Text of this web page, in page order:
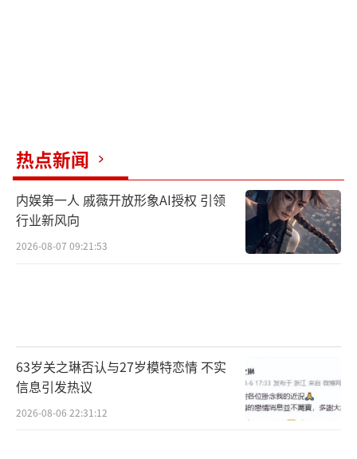
热点新闻
内娱第一人 戚薇开放形象AI授权 引领
行业新风向
2026-08-07 09:21:53
63岁关之琳否认与27岁模特恋情 不实
信息引发热议
2026-08-06 22:31:12